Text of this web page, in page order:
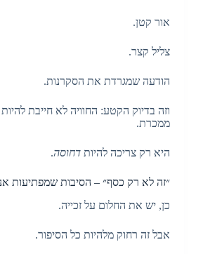
אור קטן.
צליל קצר.
הודעה שמגרדת את הסקרנות.
וזה בדיוק הקטע: החוויה לא חייבת
ממכרת.
היא רק צריכה להיות דחוסה.
״זה לא רק כסף״ – הסיבות שמפתיעות
כן, יש את החלום על זכייה.
אבל זה רחוק מלהיות כל הסיפור.